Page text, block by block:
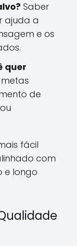
Saber
ajuda a
e os
quer
de
fácil
com
e longo